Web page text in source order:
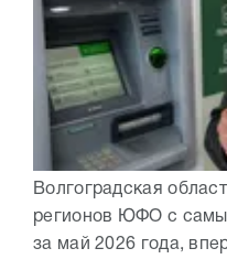
Волгоградская
регионов ЮФО с
за май 2026 года,